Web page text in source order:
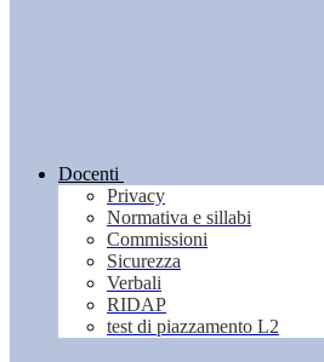
Docenti
Privacy
Normativa e sillabi
Commissioni
Sicurezza
Verbali
RIDAP
test di piazzamento L2